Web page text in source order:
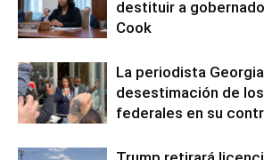
destituir a
Cook
La periodista
desestimación de
federales en su